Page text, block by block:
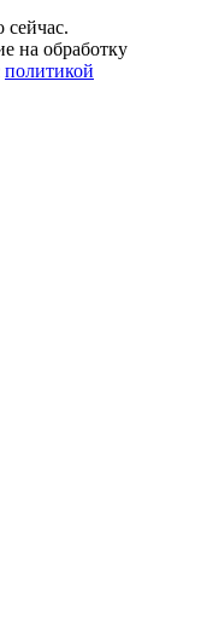
сейчас.
на обработку
политикой